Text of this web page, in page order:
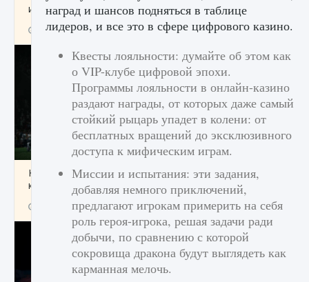
игре Creatures of Ava
9 августа 2024 1 164 0 0
Как исправить ошибку EA FC 25 beta,
которая не работает
9 августа 2024 1 370 0 0
наград и шансов подняться в таблице
лидеров, и все это в сфере цифрового казино.
Квесты лояльности: думайте об этом как
о VIP-клубе цифровой эпохи.
Программы лояльности в онлайн-казино
раздают награды, от которых даже самый
стойкий рыцарь упадет в колени: от
бесплатных вращений до эксклюзивного
доступа к мифическим играм.
Миссии и испытания: эти задания,
добавляя немного приключений,
предлагают игрокам примерить на себя
роль героя-игрока, решая задачи ради
добычи, по сравнению с которой
сокровища дракона будут выглядеть как
карманная мелочь.